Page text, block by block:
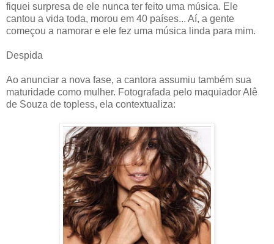
fiquei surpresa de ele nunca ter feito uma música. Ele
cantou a vida toda, morou em 40 países... Aí, a gente
começou a namorar e ele fez uma música linda para mim.
Despida
Ao anunciar a nova fase, a cantora assumiu também sua
maturidade como mulher. Fotografada pelo maquiador Alê
de Souza de topless, ela contextualiza: